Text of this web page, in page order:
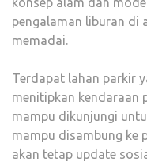
pengalaman liburan di
memadai.
Terdapat lahan parkir
menitipkan kendaraan
mampu dikunjungi
mampu disambung ke
akan tetap update